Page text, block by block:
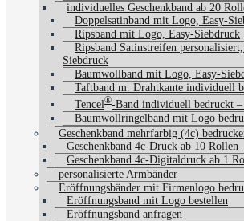
individuelles Geschenkband ab 20
Doppelsatinband mit Logo, Easy-
Ripsband mit Logo, Easy-Siebdruck
Ripsband Satinstreifen
Siebdruck
Baumwollband mit Logo, Easy-
Taftband m. Drahtkante individuell
Tencel®-Band individuell bedruckt –
Baumwollringelband mit Logo
Geschenkband mehrfarbig (4c)
Geschenkband 4c-Druck ab 10 Rollen
Geschenkband 4c-Digitaldruck ab 1
personalisierte Armbänder
Eröffnungsbänder mit Firmenlogo
Eröffnungsband mit Logo bestellen
Eröffnungsband anfragen